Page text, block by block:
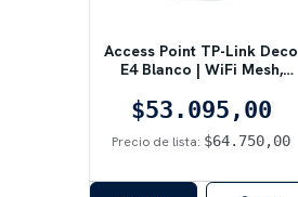
Access Point TP-Link Deco
E4 Blanco | WiFi Mesh,
pies²
$53.095,00
Precio de lista: $64.750,00